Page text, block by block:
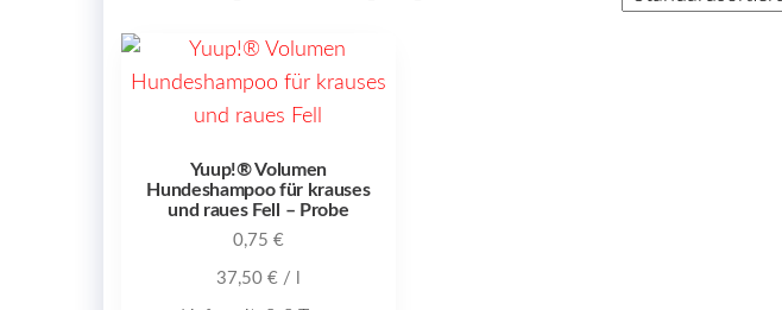
Yuup!® Volumen
Hundeshampoo für krauses
und raues Fell – Probe
0,75 €
37,50 €/